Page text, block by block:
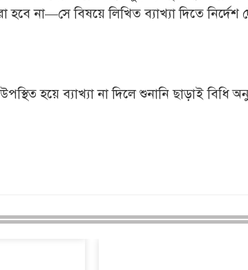
হবে না—সে বিষয়ে লিখিত ব্যাখ্যা দিতে নির্দেশ
হয়ে ব্যাখ্যা না দিলে শুনানি ছাড়াই বিধি